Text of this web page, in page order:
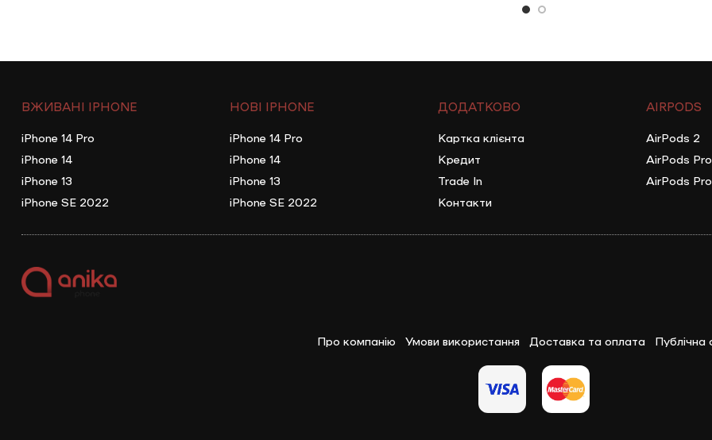
ВЖИВАНІ IPHONE
iPhone 14 Pro
iPhone 14
iPhone 13
iPhone SE 2022
НОВІ IPHONE
iPhone 14 Pro
iPhone 14
iPhone 13
iPhone SE 2022
ДОДАТКОВО
Картка клієнта
Кредит
Trade In
Контакти
AIRPODS
AirPods 2
AirPods Pro
AirPods
Про компанію Умови використання Доставка та оплата Публічна